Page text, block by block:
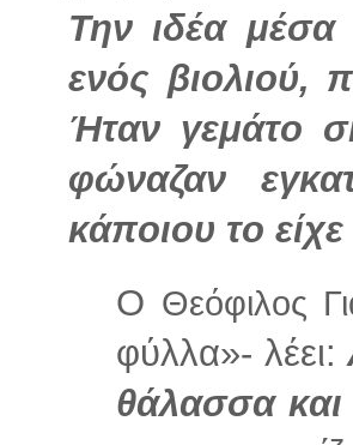
Την ιδέα
ενός βιολιού,
Ήταν γεμάτο
φώναζαν
κάποιου το
Ο Θεόφιλος
φύλλα»- λέει:
θάλασσα